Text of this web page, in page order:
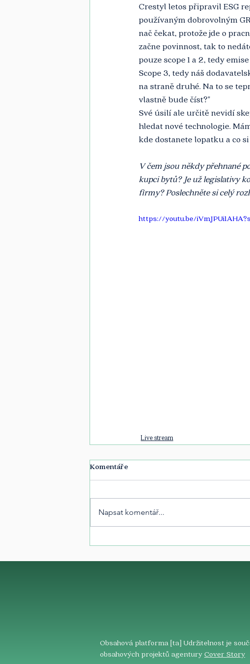
Crestyl letos připravil ESG
používaným dobrovolným
nač čekat, protože jde o
začne povinnost, tak to
pouze scope 1 a 2, tedy
Scope 3, tedy náš
na straně druhé. Na to se
vlastně bude číst?"
Své úsilí ale určitě nevidí
hledat nové technologie.
kde dostanete lopatku a co
V čem jsou někdy přehnané
kupci bytů? Je už legislativy
firmy? Poslechněte si celý
https://youtu.be/
Live stream
Komentáře
Napsat komentář...
Obsahová platforma [ta] Udržitelnost je
obsahových projektů agentury Cover Story